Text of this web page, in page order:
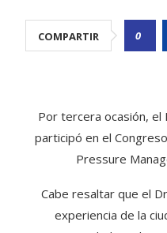
COMPARTIR 0
Por tercera ocasión, el
participó en el
Pressure
Cabe resaltar que el
experiencia de la